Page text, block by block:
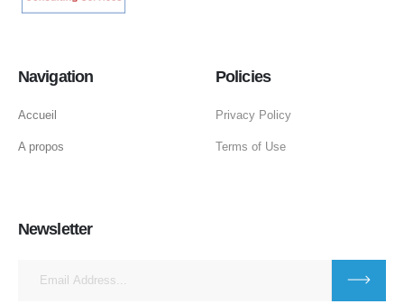
Navigation
Accueil
A propos
Policies
Privacy Policy
Terms of Use
Newsletter